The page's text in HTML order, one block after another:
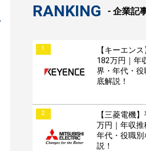
RANKING - 企業記
1
【キーエン
182万円｜年
界・年代・
底解説！
2
【三菱電機
万円｜年収推
年代・役職
説！